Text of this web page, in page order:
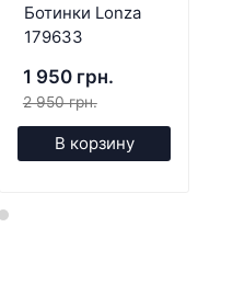
Ботинки Lonza
179633
1 950 грн.
2 950 грн.
В корзину